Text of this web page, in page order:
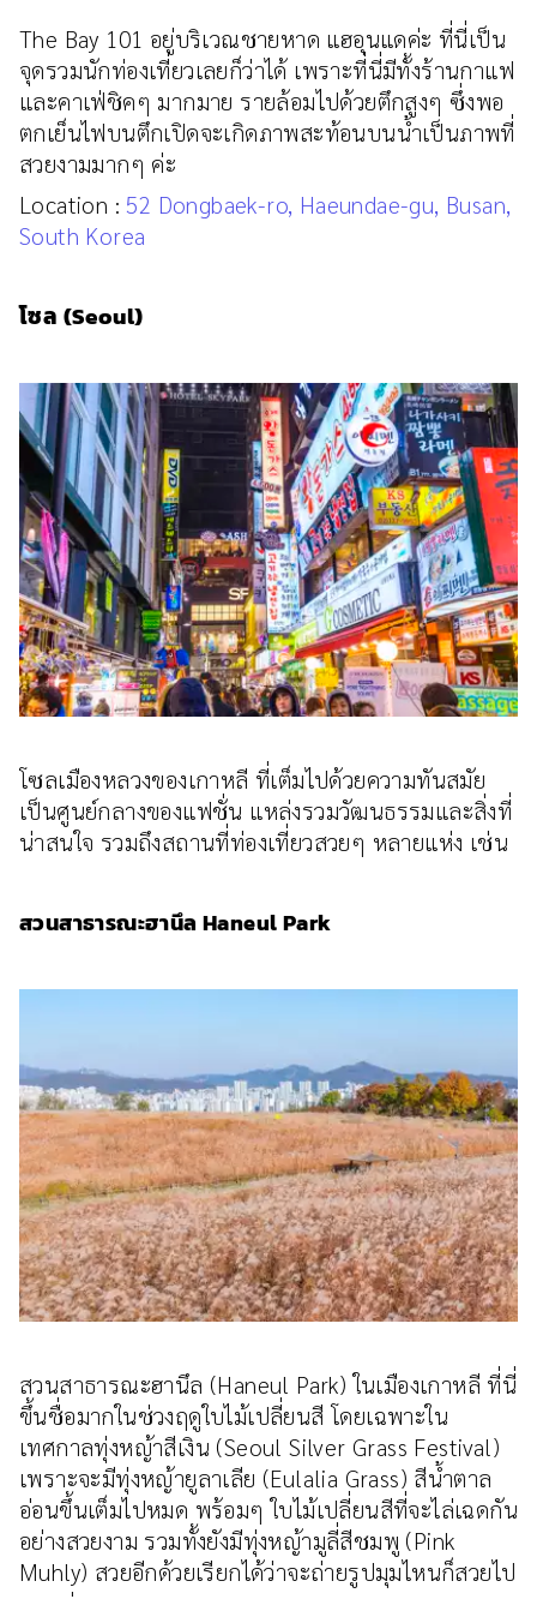
The Bay 101 อยู่บริเวณชายหาด แฮอุนแดค่ะ ที่นี่เป็น
จุดรวมนักท่องเที่ยวเลยก็ว่าได้ เพราะที่นี่มีทั้งร้านกาแฟ
และคาเฟ่ชิคๆ มากมาย รายล้อมไปด้วยตึกสูงๆ ซึ่งพอ
ตกเย็นไฟบนตึกเปิดจะเกิดภาพสะท้อนบนน้ำเป็นภาพที่
สวยงามมากๆ ค่ะ
Location : 52 Dongbaek-ro, Haeundae-gu, Busan,
South Korea
โซล (Seoul)
โซลเมืองหลวงของเกาหลี ที่เต็มไปด้วยความทันสมัย
เป็นศูนย์กลางของแฟชั่น แหล่งรวมวัฒนธรรมและสิ่งที่
น่าสนใจ รวมถึงสถานที่ท่องเที่ยวสวยๆ หลายแห่ง เช่น
สวนสาธารณะฮานึล Haneul Park
สวนสาธารณะฮานึล (Haneul Park) ในเมืองเกาหลี ที่นี่
ขึ้นชื่อมากในช่วงฤดูใบไม้เปลี่ยนสี โดยเฉพาะใน
เทศกาลทุ่งหญ้าสีเงิน (Seoul Silver Grass Festival)
เพราะจะมีทุ่งหญ้ายูลาเลีย (Eulalia Grass) สีน้ำตาล
อ่อนขึ้นเต็มไปหมด พร้อมๆ ใบไม้เปลี่ยนสีที่จะไล่เฉดกัน
อย่างสวยงาม รวมทั้งยังมีทุ่งหญ้ามูลี่สีชมพู (Pink
Muhly) สวยอีกด้วยเรียกได้ว่าจะถ่ายรูปมุมไหนก็สวยไป